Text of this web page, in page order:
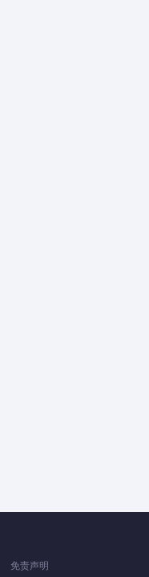
免责声明